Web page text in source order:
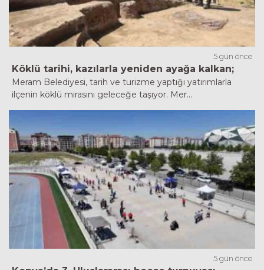
5 gün önce
Köklü tarihi, kazılarla yeniden ayağa kalkan;
Meram Belediyesi, tarih ve turizme yaptığı yatırımlarla
ilçenin köklü mirasını geleceğe taşıyor. Mer...
5 gün önce